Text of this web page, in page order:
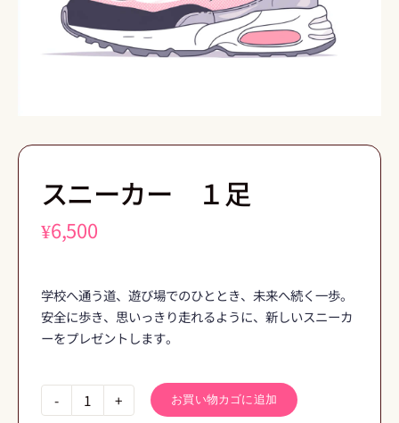
スニーカー １足
¥6,500
学校へ通う道、遊び場でのひととき、未来へ続く一歩。
安全に歩き、思いっきり走れるように、新しいスニーカ
ーをプレゼントします。
ス
お買い物カゴに追加